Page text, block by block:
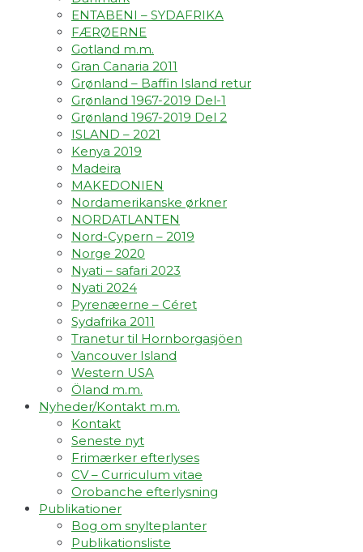
ENTABENI – SYDAFRIKA
FÆRØERNE
Gotland m.m.
Gran Canaria 2011
Grønland – Baffin Island retur
Grønland 1967-2019 Del-1
Grønland 1967-2019 Del 2
ISLAND – 2021
Kenya 2019
Madeira
MAKEDONIEN
Nordamerikanske ørkner
NORDATLANTEN
Nord-Cypern – 2019
Norge 2020
Nyati – safari 2023
Nyati 2024
Pyrenæerne – Céret
Sydafrika 2011
Tranetur til Hornborgasjöen
Vancouver Island
Western USA
Öland m.m.
Nyheder/Kontakt m.m.
Kontakt
Seneste nyt
Frimærker efterlyses
CV – Curriculum vitae
Orobanche efterlysning
Publikationer
Bog om snylteplanter
Publikationsliste